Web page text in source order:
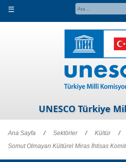
☰
UNESCO Türkiye
Ana Sayfa / Sektörler / Kültür
/
Somut Olmayan Kültürel Miras İhtisas